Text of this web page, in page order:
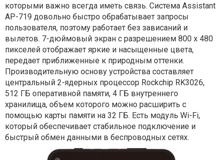
которыми важно всегда иметь связь. Система Assistant
AP-719 довольно быстро обрабатывает запросы
пользователя, поэтому работает без зависаний и
вылетов. 7-дюймовый экран с разрешением 800 х 480
пикселей отображает яркие и насыщенные цвета,
передает приближенные к природным оттенки.
Производительную основу устройства составляет
центральный 2-ядерных процессор Rockchip RK3026,
512 ГБ оперативной памяти, 4 ГБ внутреннего
хранилища, объем которого можно расширить с
помощью карты памяти на 32 ГБ. Есть модуль Wi-Fi,
который обеспечивает стабильное подключение и
быстрый обмен данными в беспроводных сетях.